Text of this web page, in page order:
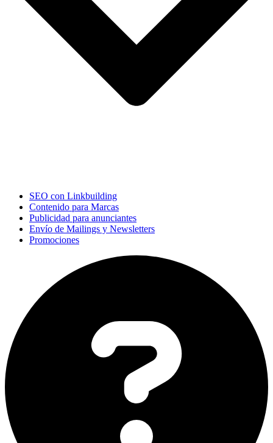
SEO con Linkbuilding
Contenido para Marcas
Publicidad para anunciantes
Envío de Mailings y Newsletters
Promociones